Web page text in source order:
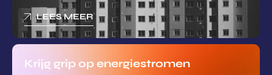
LEES MEER
Krijg grip op energiestromen